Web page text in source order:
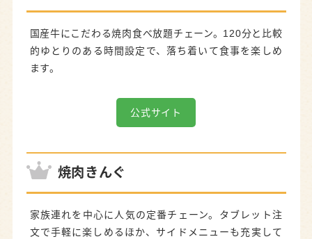
国産牛にこだわる焼肉食べ放題チェーン。120分と比較
的ゆとりのある時間設定で、落ち着いて食事を楽しめ
ます。
公式サイト
焼肉きんぐ
家族連れを中心に人気の定番チェーン。タブレット注
文で手軽に楽しめるほか、サイドメニューも充実して